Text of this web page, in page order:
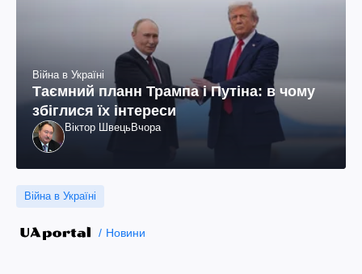
Війна в Україні
Таємний планн Трампа і Путіна: в чому
збіглися їх інтереси
Віктор ШвецьВчора
Війна в Україні
Новини